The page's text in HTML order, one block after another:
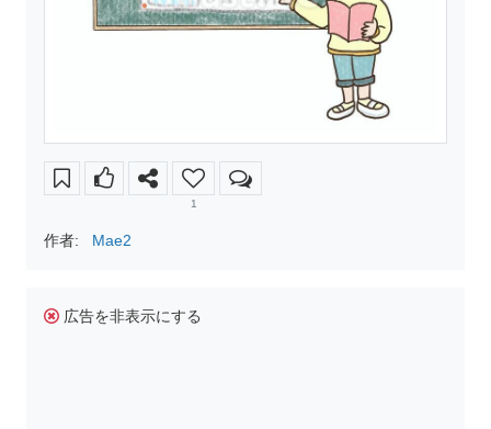
1
作者: Mae2
広告を非表示にする